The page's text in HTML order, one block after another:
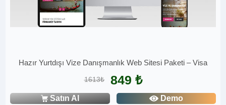
Hazır Yurtdışı Vize Danışmanlık Web Sitesi Paketi – Visa
1613₺ 849 ₺
Satın Al Demo